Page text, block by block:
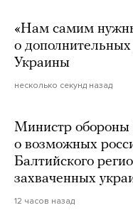
«Нам самим
о
Украины
несколько секунд назад
Министр обороны
о возможных
Балтийского
захваченных
12 часов назад